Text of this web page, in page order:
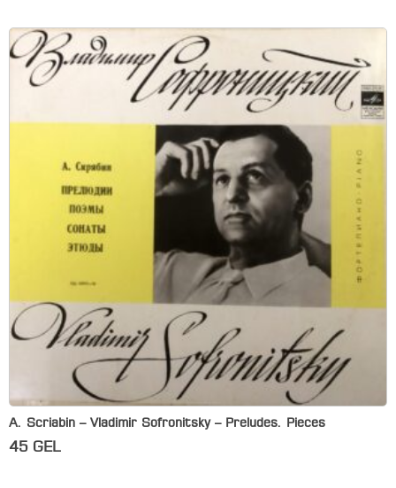
A. Scriabin – Vladimir Sofronitsky – Preludes. Pieces
45 GEL